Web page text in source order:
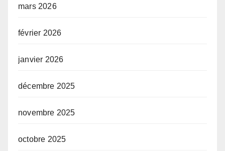
mars 2026
février 2026
janvier 2026
décembre 2025
novembre 2025
octobre 2025